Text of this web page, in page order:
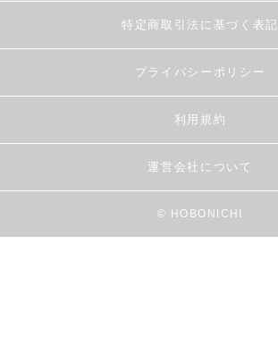
特定商取引法に基づく表記
プライバシーポリシー
利用規約
運営会社について
© HOBONICHI